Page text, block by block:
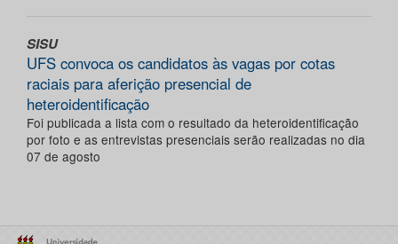
SISU
UFS convoca os candidatos às vagas por cotas
raciais para aferição presencial de
heteroidentificação
Foi publicada a lista com o resultado da heteroidentificação
por foto e as entrevistas presenciais serão realizadas no dia
07 de agosto